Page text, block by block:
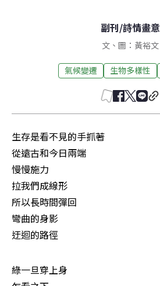
副刊/詩情畫意
文、圖：黃裕文
氣候變遷 生物多樣性
生存是看不見的手抓著
從遠古和今日兩端
慢慢施力
拉我們成線形
所以長時間彈回
彎曲的身影
迂迴的路徑
綠一旦穿上身